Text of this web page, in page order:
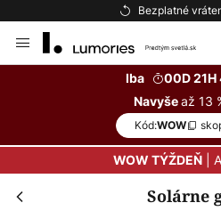
Bezplatné
to
Iba
00D 21H
Navyšeaž 13
Kód:WOW
WOW TÝŽDEŇ|
Solárne